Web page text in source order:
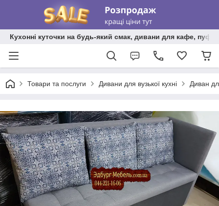
Кухонні куточки на будь-який смак, дивани для кафе,
Товари та послуги Дивани для вузької кухні Диван